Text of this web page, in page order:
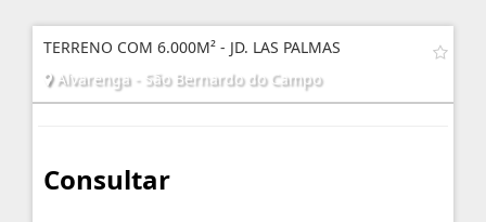
TERRENO COM 6.000M² - JD. LAS PALMAS
Alvarenga - São Bernardo do Campo
Consultar